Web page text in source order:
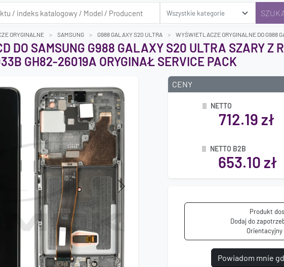
ORYGINALNE SAMSUNG G988 GALAXY S20 ULTRA WYŚWIETLACZE ORYGINALNE DO G988
DO SAMSUNG G988 GALAXY S20 ULTRA SZARY Z
GH82-26019A ORYGINAŁ SERVICE PACK
Next
CENY
NETTO
712.19 zł
NETTO B2B
653.10 zł
Produkt
Dodaj do
Powiadom mnie